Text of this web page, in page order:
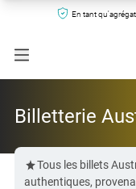
En tant
Billetterie
Tous les billets
authentiques,